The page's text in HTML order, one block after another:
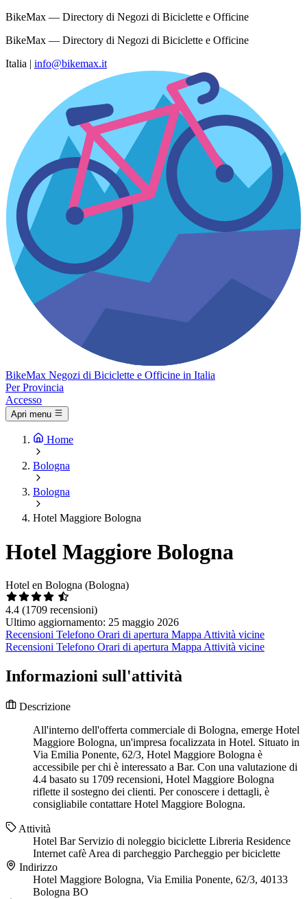
BikeMax — Directory di Negozi di Biciclette e Officine
BikeMax — Directory di Negozi di Biciclette e Officine
Italia | info@bikemax.it
BikeMax Negozi di Biciclette e Officine in Italia
Per Provincia
Accesso
Apri menu
Home
Bologna
Bologna
Hotel Maggiore Bologna
Hotel Maggiore Bologna
Hotel en Bologna (Bologna)
4.4 (1709 recensioni)
Ultimo aggiornamento: 25 maggio 2026
Recensioni Telefono Orari di apertura Mappa Attività vicine
Recensioni Telefono Orari di apertura Mappa Attività vicine
Informazioni sull'attività
Descrizione
All'interno dell'offerta commerciale di Bologna, emerge Hotel
Maggiore Bologna, un'impresa focalizzata in Hotel. Situato in
Via Emilia Ponente, 62/3, Hotel Maggiore Bologna è
accessibile per chi è interessato a Bar. Con una valutazione di
4.4 basato su 1709 recensioni, Hotel Maggiore Bologna
riflette il sostegno dei clienti. Per conoscere i dettagli, è
consigliabile contattare Hotel Maggiore Bologna.
Attività
Hotel Bar Servizio di noleggio biciclette Libreria Residence
Internet cafè Area di parcheggio Parcheggio per biciclette
Indirizzo
Hotel Maggiore Bologna, Via Emilia Ponente, 62/3, 40133
Bologna BO